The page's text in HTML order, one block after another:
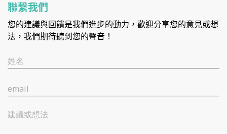
聯繫我們
您的建議與回饋是我們進步的動力，歡迎分享您的意見或想
法，我們期待聽到您的聲音！
姓名
email
建議或想法